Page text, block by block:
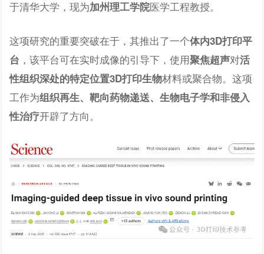
于清华大学，现为加州理工学院医学工程教授。
这项研究的重要突破在于，其推出了一个体内3D打印平
台 ，该平台可在实时成像的引导下，使用聚焦超声对活
性组织深处的特定位置3D打印生物材料或聚合物。这项
工作为组织再生、靶向药物递送、生物电子学和非侵入
性治疗开辟了方向。